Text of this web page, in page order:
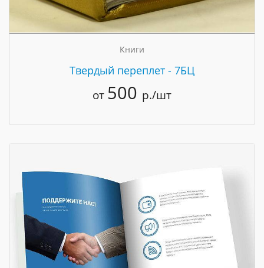
Книги
Твердый переплет - 7БЦ
от 500 р./шт